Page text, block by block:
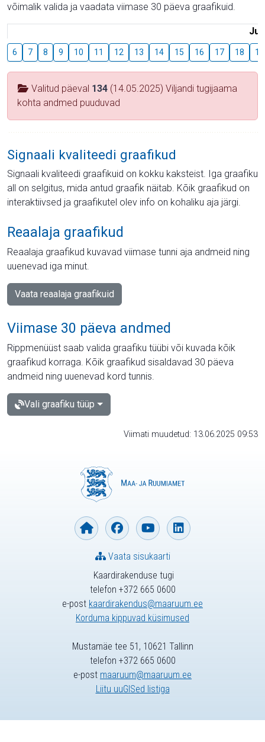
võimalik valida ja vaadata viimase 30 päeva graafikuid.
6 7 8 9 10 11 12 13 14 15 16 17 18 19
Valitud päeval 134 (14.05.2025) Viljandi tugijaama
kohta andmed puuduvad
Signaali kvaliteedi graafikud
Signaali kvaliteedi graafikuid on kokku kaksteist. Iga graafiku
all on selgitus, mida antud graafik näitab. Kõik graafikud on
interaktiivsed ja graafikutel olev info on kohaliku aja järgi.
Reaalaja graafikud
Reaalaja graafikud kuvavad viimase tunni aja andmeid ning
uuenevad iga minut.
Vaata reaalaja graafikuid
Viimase 30 päeva andmed
Rippmenüüst saab valida graafiku tüübi või kuvada kõik
graafikud korraga. Kõik graafikud sisaldavad 30 päeva
andmeid ning uuenevad kord tunnis.
Vali graafiku tüüp
Viimati muudetud: 13.06.2025 09:53
Kaardirakenduse tugi
telefon +372 665 0600
e-post kaardirakendus@maaruum.ee
Korduma kippuvad küsimused
Vaata sisukaarti
Mustamäe tee 51, 10621 Tallinn
telefon +372 665 0600
e-post maaruum@maaruum.ee
Liitu uuGISed listiga